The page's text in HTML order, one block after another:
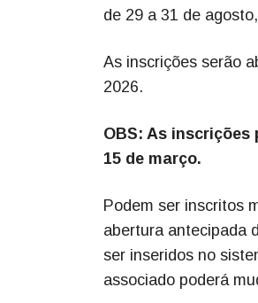
de 29 a 31 de
As inscrições serão
2026.
OBS: As
15 de março.
Podem ser inscritos
abertura antecipada
ser inseridos no
associado poderá